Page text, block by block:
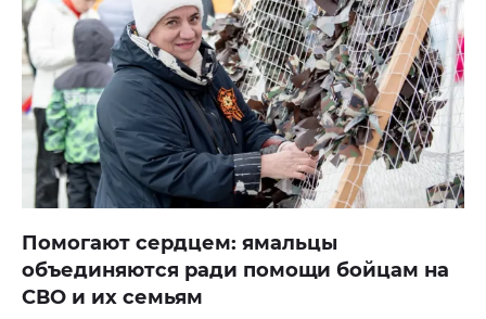
Помогают сердцем: ямальцы
объединяются ради помощи бойцам на
СВО и их семьям